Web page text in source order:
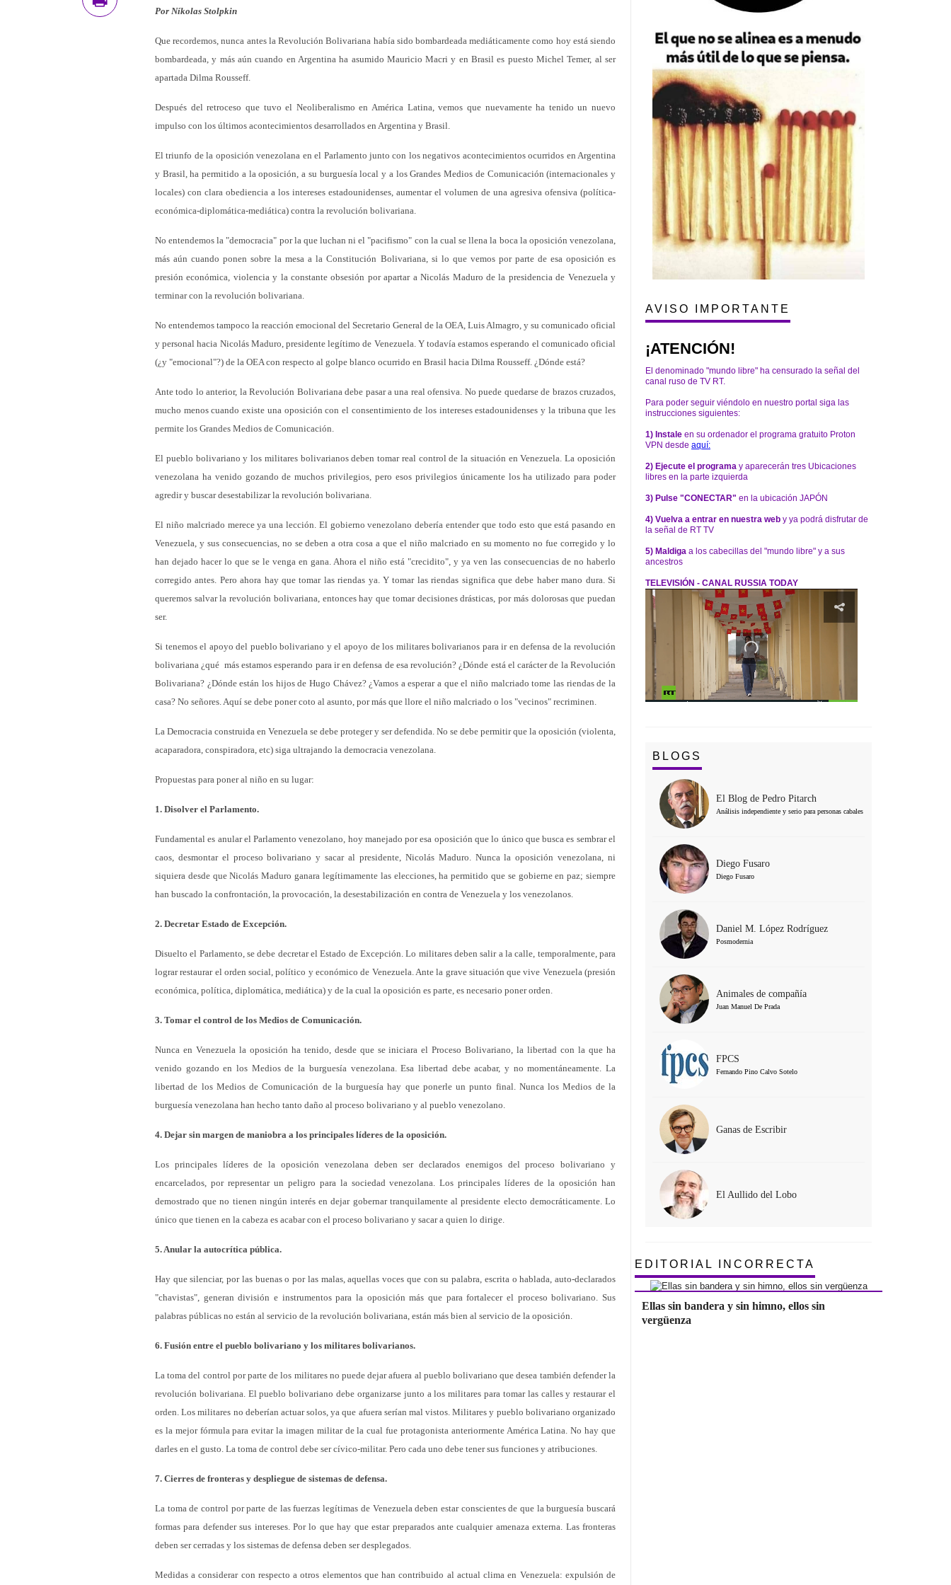
Por Níkolas Stolpkin
Que recordemos, nunca antes la Revolución Bolivariana había sido bombardeada mediáticamente como hoy está siendo
bombardeada, y más aún cuando en Argentina ha asumido Mauricio Macri y en Brasil es puesto Michel Temer, al ser
apartada Dilma Rousseff.
Después del retroceso que tuvo el Neoliberalismo en América Latina, vemos que nuevamente ha tenido un nuevo
impulso con los últimos acontecimientos desarrollados en Argentina y Brasil.
El triunfo de la oposición venezolana en el Parlamento junto con los negativos acontecimientos ocurridos en Argentina
y Brasil, ha permitido a la oposición, a su burguesía local y a los Grandes Medios de Comunicación (internacionales y
locales) con clara obediencia a los intereses estadounidenses, aumentar el volumen de una agresiva ofensiva (política-
económica-diplomática-mediática) contra la revolución bolivariana.
No entendemos la "democracia" por la que luchan ni el "pacifismo" con la cual se llena la boca la oposición venezolana,
más aún cuando ponen sobre la mesa a la Constitución Bolivariana, si lo que vemos por parte de esa oposición es
presión económica, violencia y la constante obsesión por apartar a Nicolás Maduro de la presidencia de Venezuela y
terminar con la revolución bolivariana.
No entendemos tampoco la reacción emocional del Secretario General de la OEA, Luis Almagro, y su comunicado oficial
y personal hacia Nicolás Maduro, presidente legítimo de Venezuela. Y todavía estamos esperando el comunicado oficial
(¿y "emocional"?) de la OEA con respecto al golpe blanco ocurrido en Brasil hacia Dilma Rousseff. ¿Dónde está?
Ante todo lo anterior, la Revolución Bolivariana debe pasar a una real ofensiva. No puede quedarse de brazos cruzados,
mucho menos cuando existe una oposición con el consentimiento de los intereses estadounidenses y la tribuna que les
permite los Grandes Medios de Comunicación.
El pueblo bolivariano y los militares bolivarianos deben tomar real control de la situación en Venezuela. La oposición
venezolana ha venido gozando de muchos privilegios, pero esos privilegios únicamente los ha utilizado para poder
agredir y buscar desestabilizar la revolución bolivariana.
El niño malcriado merece ya una lección. El gobierno venezolano debería entender que todo esto que está pasando en
Venezuela, y sus consecuencias, no se deben a otra cosa a que el niño malcriado en su momento no fue corregido y lo
han dejado hacer lo que se le venga en gana. Ahora el niño está "crecidito", y ya ven las consecuencias de no haberlo
corregido antes. Pero ahora hay que tomar las riendas ya. Y tomar las riendas significa que debe haber mano dura. Si
queremos salvar la revolución bolivariana, entonces hay que tomar decisiones drásticas, por más dolorosas que puedan
ser.
Si tenemos el apoyo del pueblo bolivariano y el apoyo de los militares bolivarianos para ir en defensa de la revolución
bolivariana ¿qué más estamos esperando para ir en defensa de esa revolución? ¿Dónde está el carácter de la Revolución
Bolivariana? ¿Dónde están los hijos de Hugo Chávez? ¿Vamos a esperar a que el niño malcriado tome las riendas de la
casa? No señores. Aquí se debe poner coto al asunto, por más que llore el niño malcriado o los "vecinos" recriminen.
La Democracia construida en Venezuela se debe proteger y ser defendida. No se debe permitir que la oposición (violenta,
acaparadora, conspiradora, etc) siga ultrajando la democracia venezolana.
Propuestas para poner al niño en su lugar:
1. Disolver el Parlamento.
Fundamental es anular el Parlamento venezolano, hoy manejado por esa oposición que lo único que busca es sembrar el
caos, desmontar el proceso bolivariano y sacar al presidente, Nicolás Maduro. Nunca la oposición venezolana, ni
siquiera desde que Nicolás Maduro ganara legítimamente las elecciones, ha permitido que se gobierne en paz; siempre
han buscado la confrontación, la provocación, la desestabilización en contra de Venezuela y los venezolanos.
2. Decretar Estado de Excepción.
Disuelto el Parlamento, se debe decretar el Estado de Excepción. Lo militares deben salir a la calle, temporalmente, para
lograr restaurar el orden social, político y económico de Venezuela. Ante la grave situación que vive Venezuela (presión
económica, política, diplomática, mediática) y de la cual la oposición es parte, es necesario poner orden.
3. Tomar el control de los Medios de Comunicación.
Nunca en Venezuela la oposición ha tenido, desde que se iniciara el Proceso Bolivariano, la libertad con la que ha
venido gozando en los Medios de la burguesía venezolana. Esa libertad debe acabar, y no momentáneamente. La
libertad de los Medios de Comunicación de la burguesía hay que ponerle un punto final. Nunca los Medios de la
burguesía venezolana han hecho tanto daño al proceso bolivariano y al pueblo venezolano.
4. Dejar sin margen de maniobra a los principales líderes de la oposición.
Los principales líderes de la oposición venezolana deben ser declarados enemigos del proceso bolivariano y
encarcelados, por representar un peligro para la sociedad venezolana. Los principales líderes de la oposición han
demostrado que no tienen ningún interés en dejar gobernar tranquilamente al presidente electo democráticamente. Lo
único que tienen en la cabeza es acabar con el proceso bolivariano y sacar a quien lo dirige.
5. Anular la autocrítica pública.
Hay que silenciar, por las buenas o por las malas, aquellas voces que con su palabra, escrita o hablada, auto-declarados
"chavistas", generan división e instrumentos para la oposición más que para fortalecer el proceso bolivariano. Sus
palabras públicas no están al servicio de la revolución bolivariana, están más bien al servicio de la oposición.
6. Fusión entre el pueblo bolivariano y los militares bolivarianos.
La toma del control por parte de los militares no puede dejar afuera al pueblo bolivariano que desea también defender la
revolución bolivariana. El pueblo bolivariano debe organizarse junto a los militares para tomar las calles y restaurar el
orden. Los militares no deberían actuar solos, ya que afuera serían mal vistos. Militares y pueblo bolivariano organizado
es la mejor fórmula para evitar la imagen militar de la cual fue protagonista anteriormente América Latina. No hay que
darles en el gusto. La toma de control debe ser cívico-militar. Pero cada uno debe tener sus funciones y atribuciones.
7. Cierres de fronteras y despliegue de sistemas de defensa.
La toma de control por parte de las fuerzas legítimas de Venezuela deben estar conscientes de que la burguesía buscará
formas para defender sus intereses. Por lo que hay que estar preparados ante cualquier amenaza externa. Las fronteras
deben ser cerradas y los sistemas de defensa deben ser desplegados.
Medidas a considerar con respecto a otros elementos que han contribuido al actual clima en Venezuela: expulsión de
AVISO IMPORTANTE
¡ATENCIÓN!
El denominado "mundo libre" ha censurado la señal del
canal ruso de TV RT.
Para poder seguir viéndolo en nuestro portal siga las
instrucciones siguientes:
1) Instale en su ordenador el programa gratuito Proton
VPN desde aquí:
2) Ejecute el programa y aparecerán tres Ubicaciones
libres en la parte izquierda
3) Pulse "CONECTAR" en la ubicación JAPÓN
4) Vuelva a entrar en nuestra web y ya podrá disfrutar de
la señal de RT TV
5) Maldiga a los cabecillas del "mundo libre" y a sus
ancestros
TELEVISIÓN - CANAL RUSSIA TODAY
BLOGS
El Blog de Pedro Pitarch
Análisis independiente y serio para personas cabales
Diego Fusaro
Diego Fusaro
Daniel M. López Rodríguez
Posmodernia
Animales de compañía
Juan Manuel De Prada
FPCS
Fernando Pino Calvo Sotelo
Ganas de Escribir
El Aullido del Lobo
EDITORIAL INCORRECTA
Ellas sin bandera y sin himno, ellos sin
vergüenza